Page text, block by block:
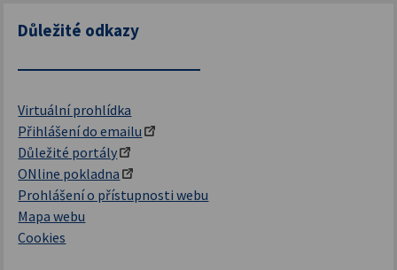
Důležité odkazy
Virtuální prohlídka
Přihlášení do emailu
Důležité portály
ONline pokladna
Prohlášení o přístupnosti webu
Mapa webu
Cookies